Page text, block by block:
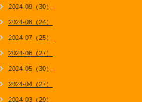
2024-09（30）
2024-08（24）
2024-07（25）
2024-06（27）
2024-05（30）
2024-04（27）
2024-03（29）